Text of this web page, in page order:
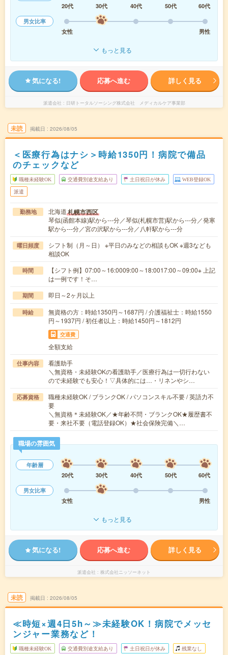
20代
30代 40代 50代
60代
男女比率
女性
男性
もっと見る
気になる! 応募へ進む 詳しく見る
派遣会社 日研トータルソーシング株式会社 メディカルケア事業部
未読 掲載日 2026/08/05
＜医療行為はナシ＞時給1350円！病院で備品
のチェックなど
職種未経験OK 交通費別途支給あり 土日祝日が休み WEB登録OK
派遣
勤務地 北海道札幌市西区
琴似(函館本線)駅から---分／琴似(札幌市営)駅から---分／発寒
駅から---分／宮の沢駅から---分／八軒駅から---分
曜日頻度
シフト制（月～日） ※平日のみなどの相談もOK ※週3なども
相談OK
時間
【シフト例】07:00～16:0009:00～18:0017:00～09:00※ 上記
は一例です！そ…
期間 即日～2ヶ月以上
時給
無資格の方：時給1350円～1687円 / 介護福祉士：時給1550
円～1937円 / 初任者以上：時給1450円～1812円
交通費
全額支給
仕事内容
看護助手
＼無資格・未経験OKの看護助手／医療行為は一切行わない
ので未経験でも安心！▽具体的には…・リネンやシ…
応募資格
職種未経験OK / ブランクOK / パソコンスキル不要 / 英語力不
要
＼無資格＊未経験OK／★年齢不問・ブランクOK★履歴書不
要・来社不要（電話登録OK）★社会保険完備＼…
職場の雰囲気
年齢層
20代
30代 40代 50代
60代
男女比率
女性
男性
もっと見る
気になる! 応募へ進む 詳しく見る
派遣会社 株式会社ニッソーネット
未読 掲載日 2026/08/05
≪時短×週4日5h～≫未経験OK！病院でメッセ
ンジャー業務など！
職種未経験OK 交通費別途支給あり 土日祝日が休み 残業なし